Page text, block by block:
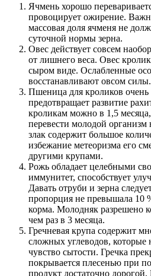
Ячмень хорошо
провоцирует ожирение.
массовая доля ячменя не
суточной нормы зерна.
Овес действует совсем
от лишнего веса. Овес
сыром виде. Ослабленные
восстанавливают овсом силы.
Пшеница для кроликов очень
предотвращает развитие
кроликам можно в 1,5
перевести молодой
злак содержит большое
избежание метеоризма его
другими крупами.
Рожь обладает целебными
иммунитет, способствует
Давать отруби и зерна
пропорция не превышала 10
корма. Молодняк разрешено
чем раз в 3 месяца.
Гречневая крупа содержит
сложных углеводов, которые
чувство сытости. Гречка
покрывается плесенью при
продукт достаточно